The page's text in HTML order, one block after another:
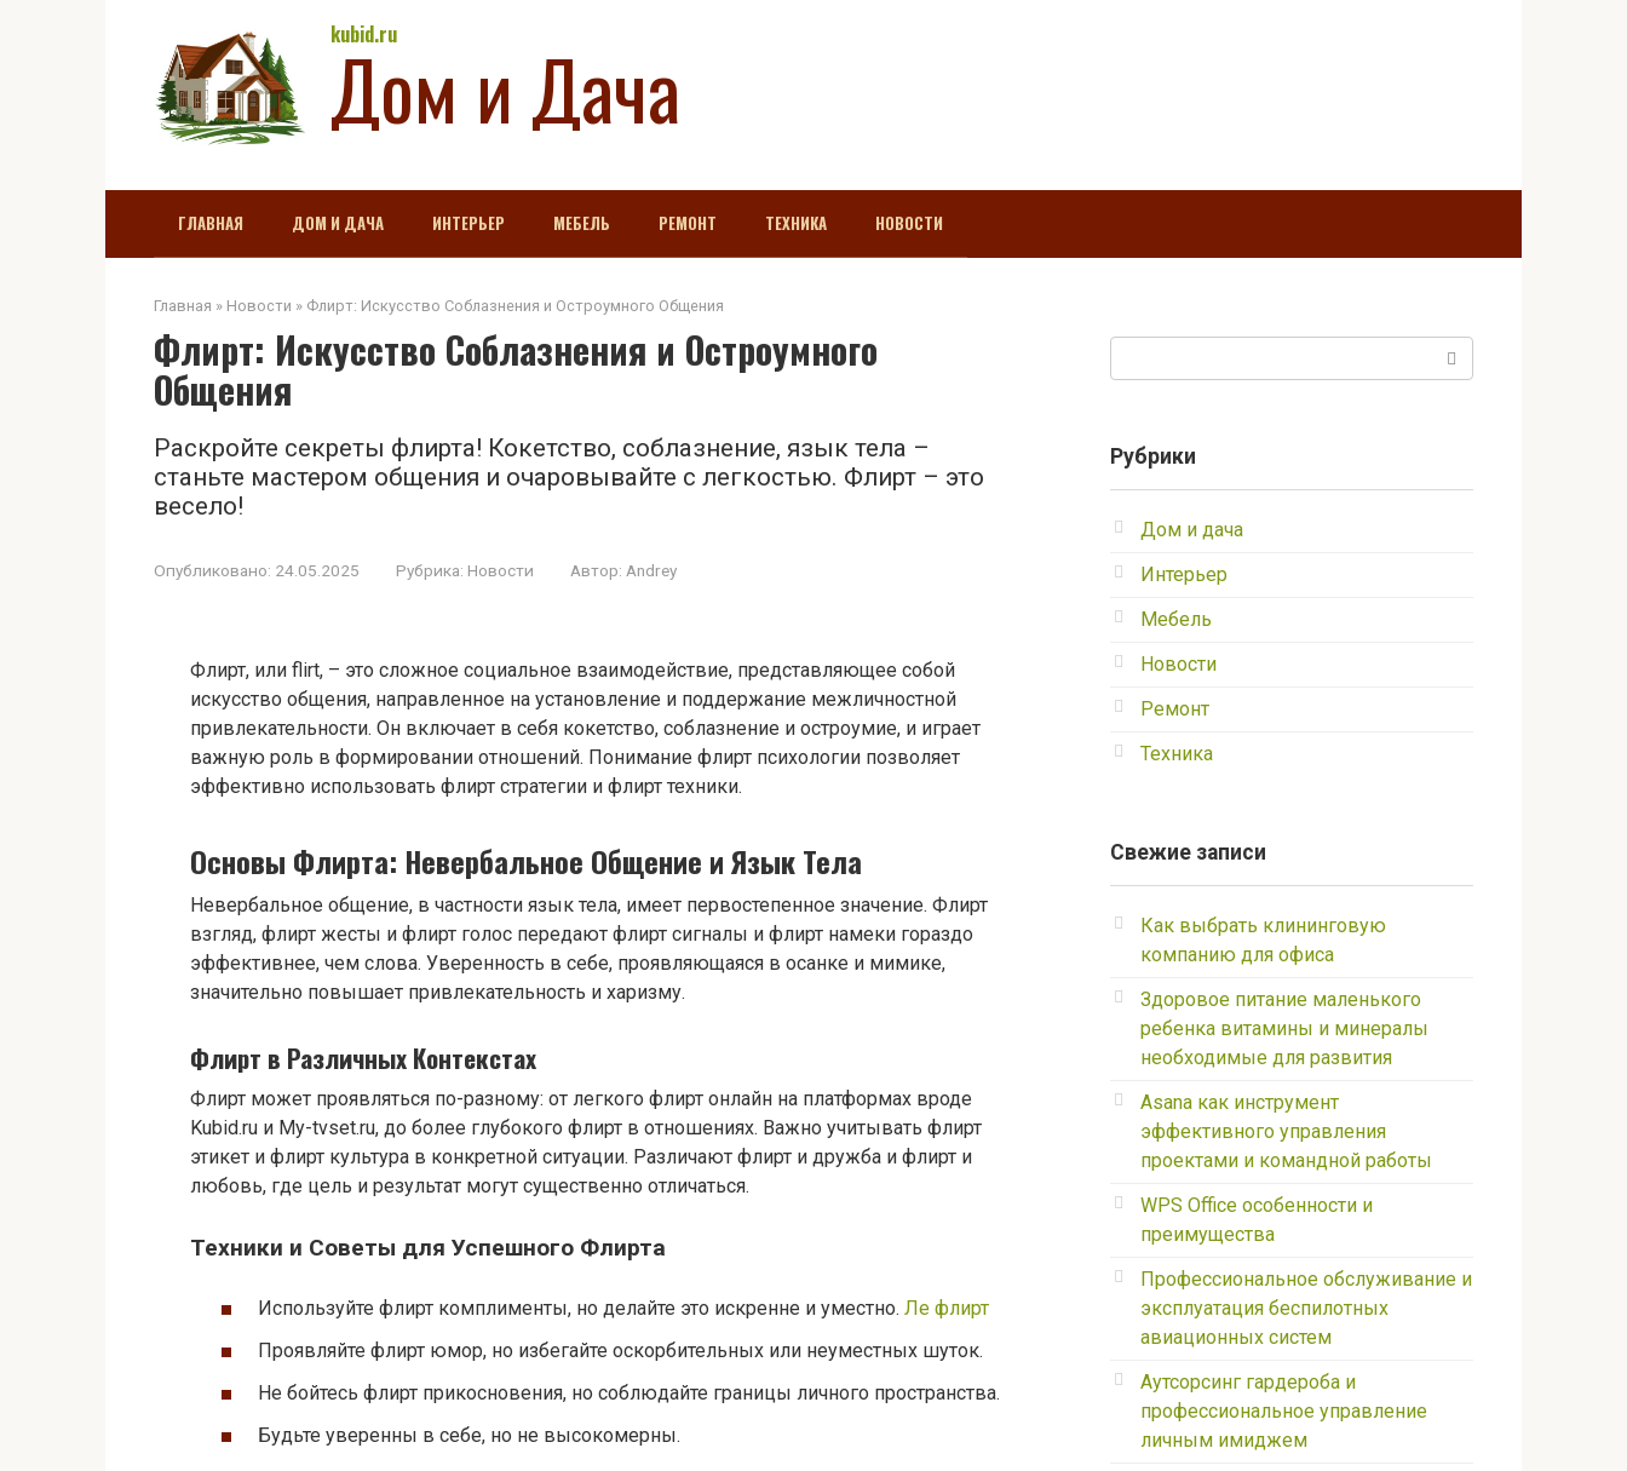
kubid.ru
Дом и Дача
ГЛАВНАЯ ДОМ И ДАЧА ИНТЕРЬЕР МЕБЕЛЬ РЕМОНТ ТЕХНИКА НОВОСТИ
Главная » Новости » Флирт: Искусство Соблазнения и Остроумного Общения
Флирт: Искусство Соблазнения и Остроумного
Общения
Раскройте секреты флирта! Кокетство, соблазнение, язык тела –
станьте мастером общения и очаровывайте с легкостью. Флирт – это
весело!
Опубликовано: 24.05.2025 Рубрика: Новости Автор: Andrey
Флирт, или flirt, – это сложное социальное взаимодействие, представляющее собой
искусство общения, направленное на установление и поддержание межличностной
привлекательности. Он включает в себя кокетство, соблазнение и остроумие, и играет
важную роль в формировании отношений. Понимание флирт психологии позволяет
эффективно использовать флирт стратегии и флирт техники.
Основы Флирта: Невербальное Общение и Язык Тела
Невербальное общение, в частности язык тела, имеет первостепенное значение. Флирт
взгляд, флирт жесты и флирт голос передают флирт сигналы и флирт намеки гораздо
эффективнее, чем слова. Уверенность в себе, проявляющаяся в осанке и мимике,
значительно повышает привлекательность и харизму.
Флирт в Различных Контекстах
Флирт может проявляться по-разному: от легкого флирт онлайн на платформах вроде
Kubid.ru и My-tvset.ru, до более глубокого флирт в отношениях. Важно учитывать флирт
этикет и флирт культура в конкретной ситуации. Различают флирт и дружба и флирт и
любовь, где цель и результат могут существенно отличаться.
Техники и Советы для Успешного Флирта
Используйте флирт комплименты, но делайте это искренне и уместно. Ле флирт
Проявляйте флирт юмор, но избегайте оскорбительных или неуместных шуток.
Не бойтесь флирт прикосновения, но соблюдайте границы личного пространства.
Будьте уверенны в себе, но не высокомерны.
Рубрики
Дом и дача
Интерьер
Мебель
Новости
Ремонт
Техника
Свежие записи
Как выбрать клининговую
компанию для офиса
Здоровое питание маленького
ребенка витамины и минералы
необходимые для развития
Asana как инструмент
эффективного управления
проектами и командной работы
WPS Office особенности и
преимущества
Профессиональное обслуживание и
эксплуатация беспилотных
авиационных систем
Аутсорсинг гардероба и
профессиональное управление
личным имиджем